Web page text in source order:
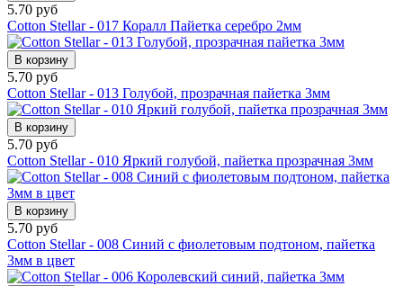
5.70 руб
Cotton Stellar - 017 Коралл Пайетка серебро 2мм
В корзину
5.70 руб
Cotton Stellar - 013 Голубой, прозрачная пайетка 3мм
В корзину
5.70 руб
Cotton Stellar - 010 Яркий голубой, пайетка прозрачная 3мм
В корзину
5.70 руб
Cotton Stellar - 008 Синий с фиолетовым подтоном, пайетка
3мм в цвет